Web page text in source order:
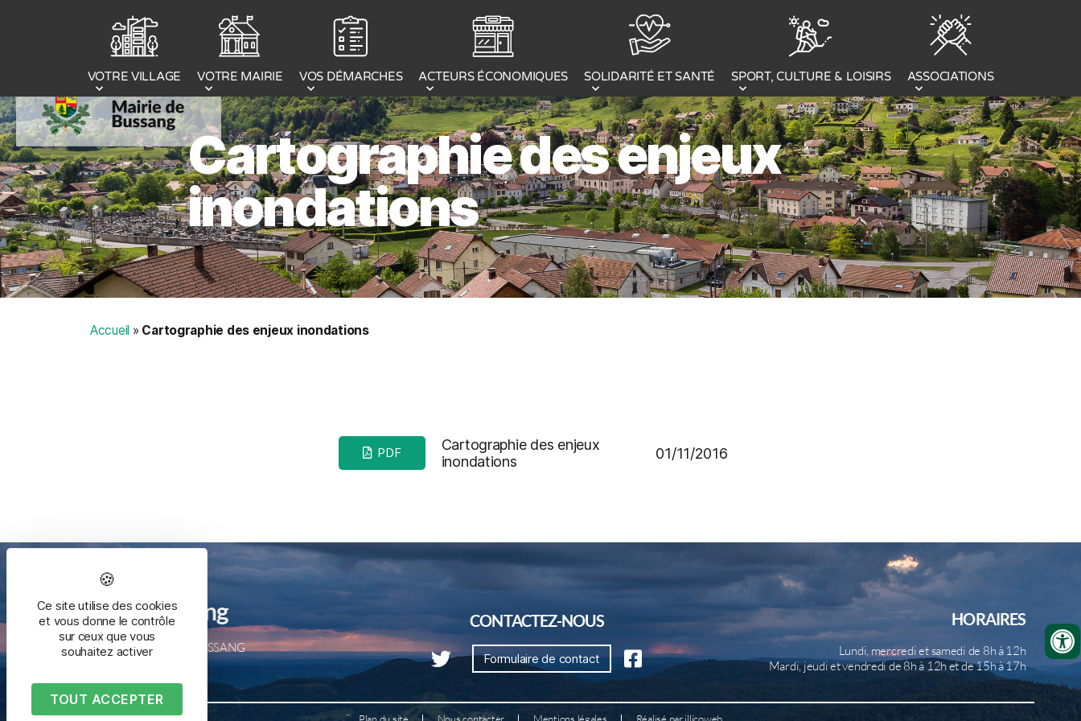
VOTRE VILLAGE VOTRE MAIRIE VOS DÉMARCHES ACTEURS ÉCONOMIQUES SOLIDARITÉ ET SANTÉ SPORT, CULTURE & LOISIRS ASSOCIATIONS
Cartographie des enjeux
inondations
Accueil » Cartographie des enjeux inondations
PDF
Cartographie des enjeux
inondations
01/11/2016
Mairie de Bussang
2 place de la mairie – 88540 BUSSANG
CONTACTEZ-NOUS
Formulaire de contact
HORAIRES
Lundi, mercredi et samedi de 8h à 12h
Mardi, jeudi et vendredi de 8h à 12h et de 15h à 17h
Ce site utilise des cookies
et vous donne le contrôle
sur ceux que vous
souhaitez activer
TOUT ACCEPTER